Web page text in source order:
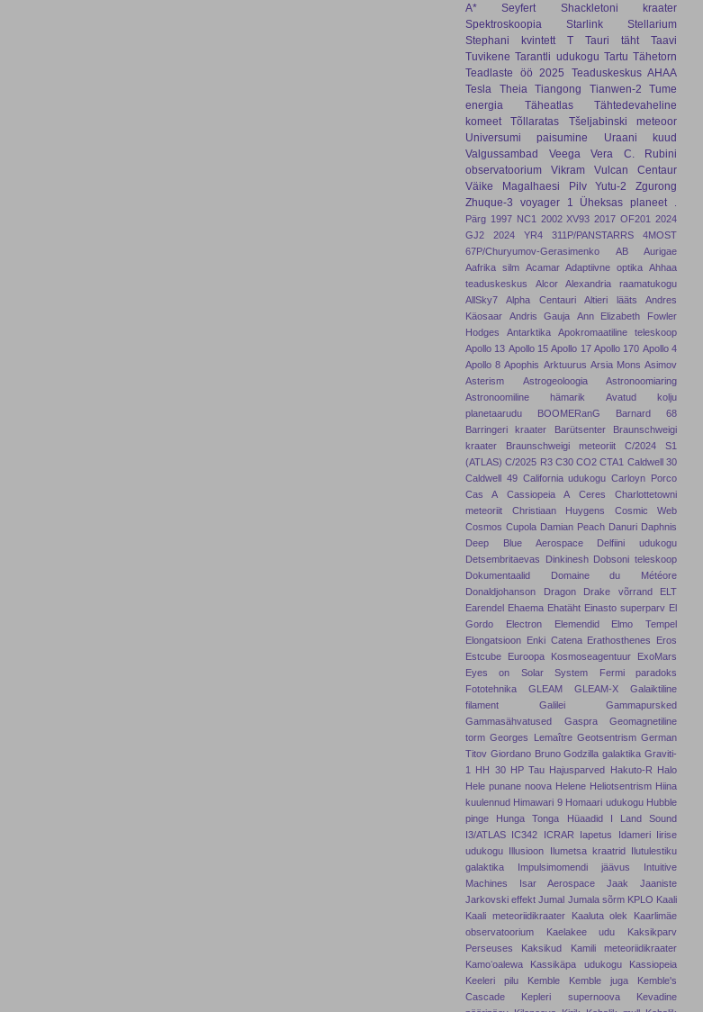
A*
Seyfert
Shackletoni kraater
Spektroskoopia
Starlink
Stellarium
Stephani kvintett
T Tauri täht
Taavi
Tuvikene Tarantli udukogu Tartu Tähetorn
Teadlaste öö 2025
Teaduskeskus AHAA
Tesla
Theia Tiangong Tianwen-2
Tume
energia
Täheatlas
Tähtedevaheline
komeet
Tõllaratas
Tšeljabinski meteoor
Universumi paisumine
Uraani kuud
Valgussambad
Veega
Vera C. Rubini
observatoorium
Vikram
Vulcan Centaur
Väike Magalhaesi Pilv
Yutu-2
Zgurong
Zhuque-3
voyager 1 Üheksas planeet
Pärg 1997 NC1 2002 XV93 2017 OF201 2024
GJ2
2024 YR4 311P/PANSTARRS
4MOST
67P/Churyumov-Gerasimenko
AB Aurigae
Aafrika silm Acamar Adaptiivne optika Ahhaa
teaduskeskus
Alcor
Alexandria raamatukogu
AllSky7
Alpha Centauri Altieri lääts
Andres
Käosaar
Andris Gauja
Ann Elizabeth Fowler
Hodges
Antarktika
Apokromaatiline teleskoop
Apollo 13 Apollo 15 Apollo 17 Apollo 170 Apollo 4
Apollo 8 Apophis Arktuurus Arsia Mons Asimov
Asterism
Astrogeoloogia
Astronoomiaring
Astronoomiline hämarik
Avatud kolju
planetaarudu
BOOMERanG
Barnard 68
Barringeri kraater
Barütsenter
Braunschweigi
kraater
Braunschweigi meteoriit
C/2024 S1
(ATLAS) C/2025 R3 C30 CO2 CTA1 Caldwell 30
Caldwell 49 California udukogu Carloyn Porco
Cas A
Cassiopeia A Ceres
Charlottetowni
meteoriit
Christiaan Huygens
Cosmic Web
Cosmos Cupola Damian Peach Danuri Daphnis
Deep Blue Aerospace
Delfiini udukogu
Detsembritaevas
Dinkinesh Dobsoni teleskoop
Dokumentaalid
Domaine du Météore
Donaldjohanson
Dragon Drake võrrand
ELT
Earendel Ehaema Ehatäht Einasto superparv El
Gordo
Electron Elemendid
Elmo Tempel
Elongatsioon Enki Catena Erathosthenes
Eros
Estcube
Euroopa Kosmoseagentuur
ExoMars
Eyes on Solar System
Fermi paradoks
Fototehnika
GLEAM GLEAM-X
Galaiktiline
filament
Galilei
Gammapursked
Gammasähvatused
Gaspra
Geomagnetiline
torm Georges Lemaître Geotsentrism German
Titov Giordano Bruno Godzilla galaktika Graviti-
1
HH 30 HP Tau Hajusparved Hakuto-R Halo
Hele punane noova Helene Heliotsentrism Hiina
kuulennud Himawari 9 Homaari udukogu Hubble
pinge
Hunga Tonga Hüaadid
I Land Sound
I3/ATLAS IC342 ICRAR Iapetus Idameri
Iirise
udukogu Illusioon Ilumetsa kraatrid
Ilutulestiku
galaktika
Impulsimomendi jäävus
Intuitive
Machines
Isar Aerospace
Jaak Jaaniste
Jarkovski effekt Jumal Jumala sõrm KPLO Kaali
Kaali meteoriidikraater
Kaaluta olek
Kaarlimäe
observatoorium
Kaelakee udu
Kaksikparv
Perseuses
Kaksikud
Kamili meteoriidikraater
Kamoʻoalewa
Kassikäpa udukogu
Kassiopeia
Keeleri pilu
Kemble Kemble juga
Kemble's
Cascade
Kepleri supernoova
Kevadine